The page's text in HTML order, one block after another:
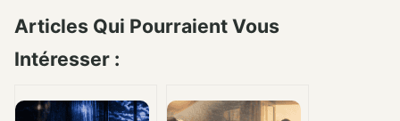
Articles Qui Pourraient Vous
Intéresser :